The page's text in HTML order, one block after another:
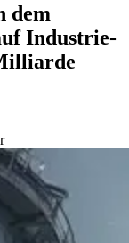
dem
Industrie-